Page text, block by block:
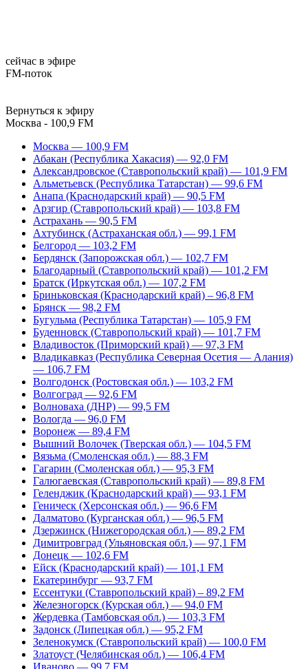
сейчас в эфире
FM-поток
Вернуться к эфиру
Москва - 100,9 FM
Москва — 100,9 FM
Абакан (Республика Хакасия) — 92,0 FM
Александровское (Ставропольский край) — 101,9 FM
Альметьевск (Республика Татарстан) — 99,6 FM
Анапа (Краснодарский край) — 90,5 FM
Арзгир (Ставропольский край) — 103,8 FM
Астрахань — 90,5 FM
Ахтубинск (Астраханская обл.) — 99,1 FM
Белгород — 103,2 FM
Бердянск (Запорожская обл.) — 102,7 FM
Благодарный (Ставропольский край) — 101,2 FM
Братск (Иркутская обл.) — 107,2 FM
Бриньковская (Краснодарский край) – 96,8 FM
Брянск — 98,2 FM
Бугульма (Республика Татарстан) — 105,9 FM
Буденновск (Ставропольский край) — 101,7 FM
Владивосток (Приморский край) — 97,3 FM
Владикавказ (Республика Северная Осетия — Алания)
— 106,7 FM
Волгодонск (Ростовская обл.) — 103,2 FM
Волгоград — 92,6 FM
Волноваха (ДНР) — 99,5 FM
Вологда — 96,0 FM
Воронеж — 89,4 FM
Вышний Волочек (Тверская обл.) — 104,5 FM
Вязьма (Смоленская обл.) — 88,3 FM
Гагарин (Смоленская обл.) — 95,3 FM
Галюгаевская (Ставропольский край) — 89,8 FM
Геленджик (Краснодарский край) — 93,1 FM
Геническ (Херсонская обл.) — 96,6 FM
Далматово (Курганская обл.) — 96,5 FM
Дзержинск (Нижегородская обл.) — 89,2 FM
Димитровград (Ульяновская обл.) — 97,1 FM
Донецк — 102,6 FM
Ейск (Краснодарский край) — 101,1 FM
Екатеринбург — 93,7 FM
Ессентуки (Ставропольский край) – 89,2 FM
Железногорск (Курская обл.) — 94,0 FM
Жердевка (Тамбовская обл.) — 103,3 FM
Задонск (Липецкая обл.) — 95,2 FM
Зеленокумск (Ставропольский край) — 100,0 FM
Златоуст (Челябинская обл.) — 106,4 FM
Иваново — 99,7 FM